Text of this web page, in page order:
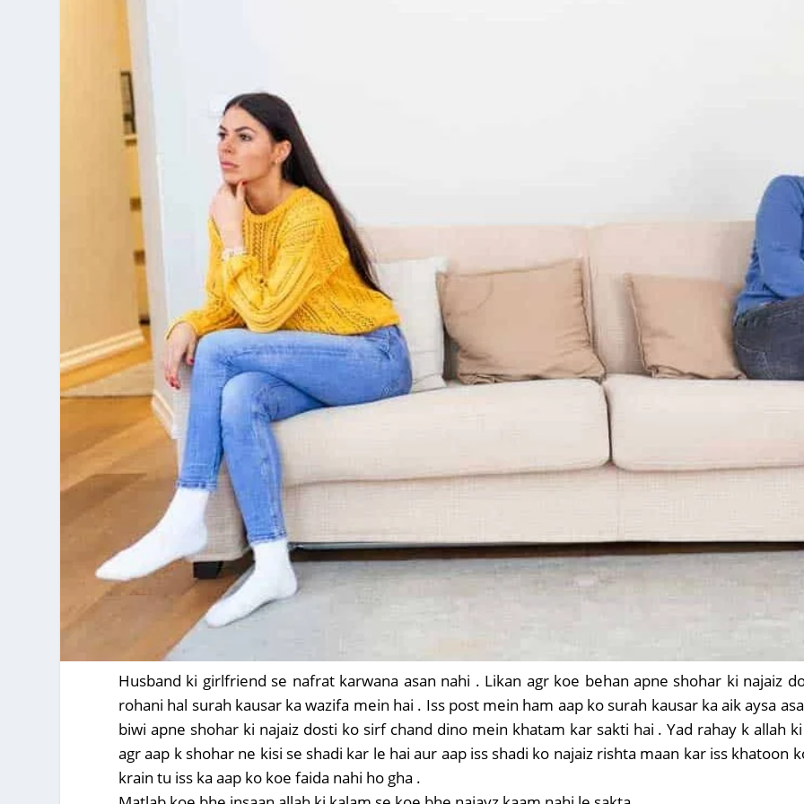
Husband ki girlfriend se nafrat karwana asan nahi . Likan agr koe behan apne shohar ki najaiz
rohani hal surah kausar ka wazifa mein hai . Iss post mein ham aap ko surah kausar ka aik aysa
biwi apne shohar ki najaiz dosti ko sirf chand dino mein khatam kar sakti hai . Yad rahay k allah
agr aap k shohar ne kisi se shadi kar le hai aur aap iss shadi ko najaiz rishta maan kar iss khatoon
krain tu iss ka aap ko koe faida nahi ho gha .